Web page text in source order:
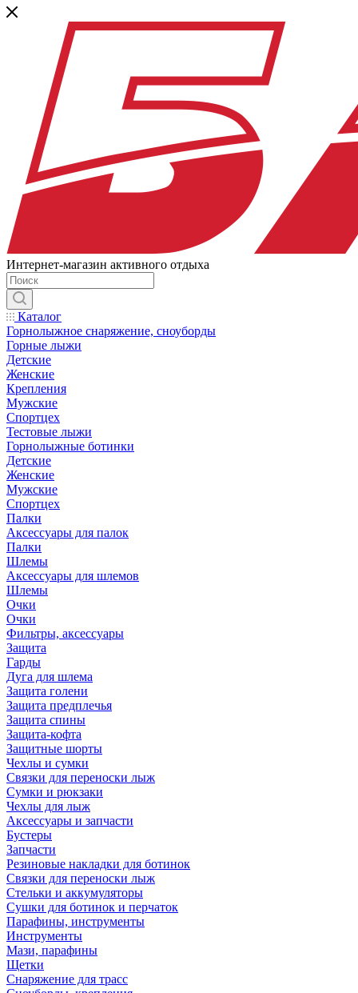
Интернет-магазин активного отдыха
Каталог
Горнолыжное снаряжение, сноуборды
Горные лыжи
Детские
Женские
Крепления
Мужские
Спортцех
Тестовые лыжи
Горнолыжные ботинки
Детские
Женские
Мужские
Спортцех
Палки
Аксессуары для палок
Палки
Шлемы
Аксессуары для шлемов
Шлемы
Очки
Очки
Фильтры, аксессуары
Защита
Гарды
Дуга для шлема
Защита голени
Защита предплечья
Защита спины
Защита-кофта
Защитные шорты
Чехлы и сумки
Связки для переноски лыж
Сумки и рюкзаки
Чехлы для лыж
Аксессуары и запчасти
Бустеры
Запчасти
Резиновые накладки для ботинок
Связки для переноски лыж
Стельки и аккумуляторы
Сушки для ботинок и перчаток
Парафины, инструменты
Инструменты
Мази, парафины
Щетки
Снаряжение для трасс